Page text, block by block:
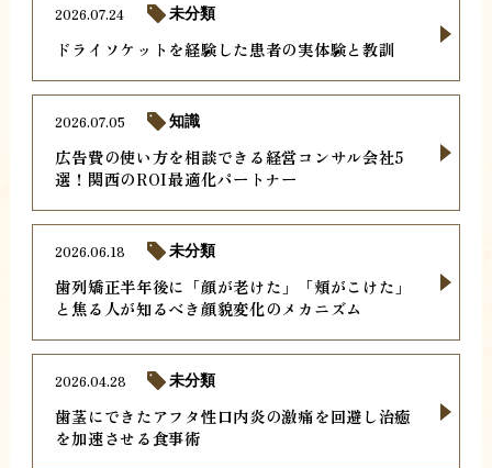
ドライソケットを経験した患者の実体験と教訓
2026.07.24 未分類
広告費の使い方を相談できる経営コンサル会社5
選！関西のROI最適化パートナー
2026.07.05 知識
歯列矯正半年後に「顔が老けた」「頬がこけた」
と焦る人が知るべき顔貌変化のメカニズム
2026.06.18 未分類
歯茎にできたアフタ性口内炎の激痛を回避し治癒
を加速させる食事術
2026.04.28 未分類